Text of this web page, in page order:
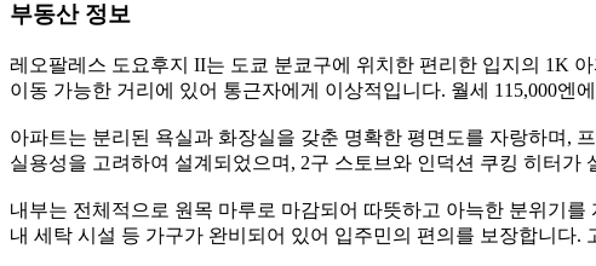
부동산 정보
레오팔레스 도요후지 II는 도쿄 분쿄구에 위치한 편리한 입지의 1K
이동 가능한 거리에 있어 통근자에게 이상적입니다. 월세 115,000엔
아파트는 분리된 욕실과 화장실을 갖춘 명확한 평면도를 자랑하며,
실용성을 고려하여 설계되었으며, 2구 스토브와 인덕션 쿠킹 히터
내부는 전체적으로 원목 마루로 마감되어 따뜻하고 아늑한 분위기
내 세탁 시설 등 가구가 완비되어 있어 입주민의 편의를 보장합니다